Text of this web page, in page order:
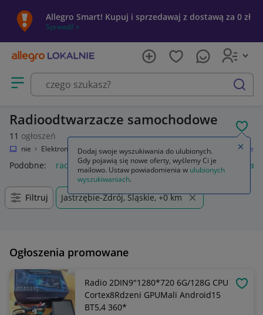
Allegro Smart! Kupuj i sprzedawaj z dostawą za 0 zł
Sprawdź »
Otwórz menu z kategoriami
szukaj
Radioodtwarzacze samochodowe
11 ogłoszeń
Lokalnie Elektronika RTV i AGD Sprzęt car audio Radioodtwarzacze
Podobne: radioodtwarzacze radioodtwarzacz
Filtruj Jastrzębie-Zdrój, Śląskie, +0 km
Ogłoszenia promowane
Radio 2DIN9"1280*720 6G/128G CPU
Cortex8Rdzeni GPUMali Android15
BT5,4 360*
Dodaj swoje wyszukiwania do ulubionych.
Gdy pojawią się nowe oferty, wyślemy Ci je
mailowo. Ustaw powiadomienia w ulubionych
wyszukiwaniach.